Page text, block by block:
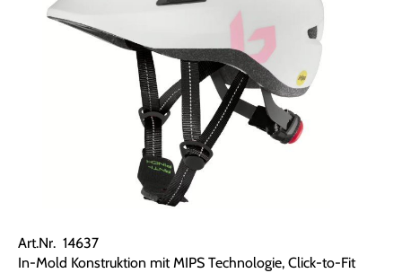
Art.Nr. 14637
In-Mold Konstruktion mit MIPS Technologie, Click-to-Fit